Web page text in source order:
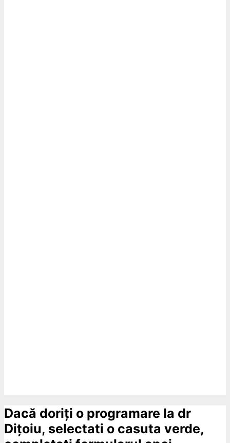
Dacă doriți o programare la dr
Dițoiu, selectati o casuta verde,